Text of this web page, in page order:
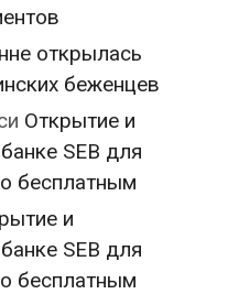
открылась
беженцев
Открытие и
SEB для
бесплатным
и
SEB для
бесплатным